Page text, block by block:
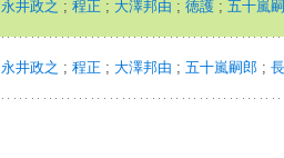
永井政之 ; 程正 ; 大澤邦由 ; 徳護 ; 五十嵐
永井政之 ; 程正 ; 大澤邦由 ; 五十嵐嗣郎 ;